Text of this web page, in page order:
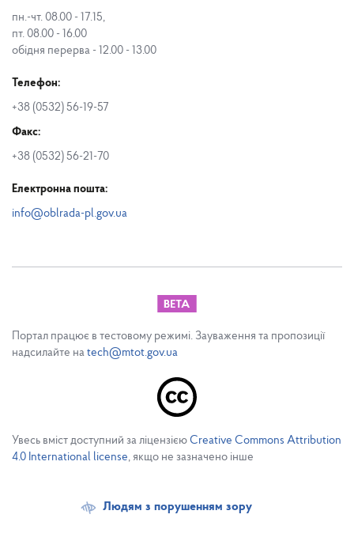
пн.-чт. 08.00 - 17.15,
пт. 08.00 - 16.00
обідня перерва - 12.00 - 13.00
Телефон:
+38 (0532) 56-19-57
Факс:
+38 (0532) 56-21-70
Електронна пошта:
info@oblrada-pl.gov.ua
Портал працює в тестовому режимі. Зауваження та пропозиції
надсилайте на tech@mtot.gov.ua
Увесь вміст доступний за ліцензією Creative Commons Attribution
4.0 International license, якщо не зазначено інше
Людям з порушенням зору